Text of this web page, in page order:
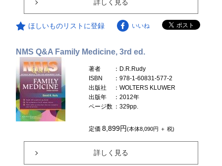
詳しく見る
ほしいものリストに登録 いいね
NMS Q&A Family Medicine, 3rd ed.
著者
：D.R.Rudy
ISBN
：978-1-60831-577-2
出版社
：WOLTERS KLUWER
出版年
：2012年
ページ数 ：329pp.
定価8,899円(本体8,090円 ＋ 税)
詳しく見る